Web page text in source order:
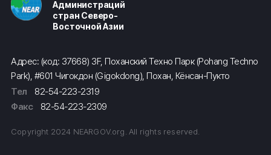
Администраций
стран Северо-
Восточной Азии
Адрес: (код: 37668) 3F, Поханский Техно Парк (Pohang Techno
Park), #601 Чигокдон (Gigokdong), Похан, Кёнсан-Пукто
Тел
82-54-223-2319
Факс
82-54-223-2309
Copyright 2024 NEARGOV.org. All rights reserved.